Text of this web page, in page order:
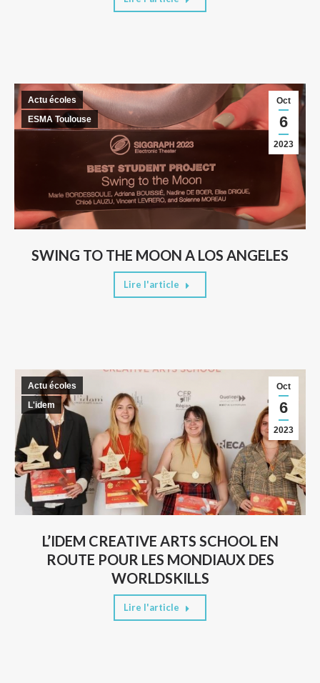
SWING TO THE MOON A LOS ANGELES
Oct
6
2023
Actu écoles
ESMA Toulouse
Lire l'article
L’IDEM CREATIVE ARTS SCHOOL EN
ROUTE POUR LES MONDIAUX DES
WORLDSKILLS
Oct
6
2023
Actu écoles
L'idem
Lire l'article